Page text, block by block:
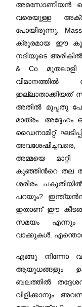
അമസോണിയന്‍
വരെയുള്ള
പോയിരുന്നു.
ക്രൂരമായ ഈ
നദിയുടെ അരികില്‍
& Co
ഇല്ലാതാക്കിയത്
അതില്‍ മുപ്പതു
മാത്രം.
ഡൈനാമിറ്റ്
അമ്മയെ മാറ്റി
കുഞ്ഞിന്‍റെ തല
ശരീരം
പറയും?
ഇതാണ് ഈ
സമയം എന്നും
വാക്കുകള്‍.
എങ്ങു നിന്നോ
ആയുധങ്ങളും
ബലത്തില്‍
വിളിക്കാനും